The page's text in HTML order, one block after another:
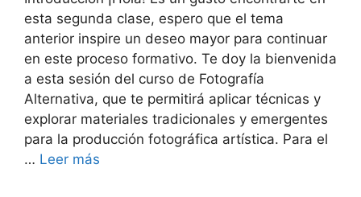
esta segunda clase, espero que el tema
anterior inspire un deseo mayor para continuar
en este proceso formativo. Te doy la bienvenida
a esta sesión del curso de Fotografía
Alternativa, que te permitirá aplicar técnicas y
explorar materiales tradicionales y emergentes
para la producción fotográfica artística. Para el
… Leer más